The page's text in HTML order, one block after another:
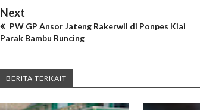
Next
PW GP Ansor Jateng Rakerwil di Ponpes Kiai
Parak Bambu Runcing
BERITA TERKAIT